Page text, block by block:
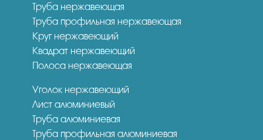
Труба нержавеющая
Труба профильная нержавеющая
Круг нержавеющий
Квадрат нержавеющий
Полоса нержавеющая
Уголок нержавеющий
Лист алюминиевый
Труба алюминиевая
Труба профильная алюминиевая